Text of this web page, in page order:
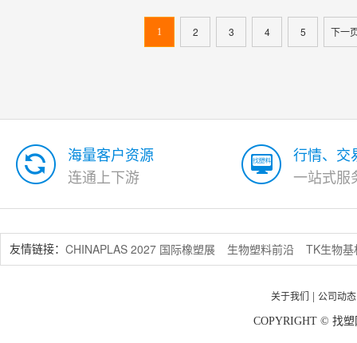
1 2 3 4 5 下一
海量客户资源
连通上下游
行情、交
一站式服
友情链接： CHINAPLAS 2027 国际橡塑展 生物塑料前沿 TK生物
关于我们 公司动态
COPYRIGHT © 找塑